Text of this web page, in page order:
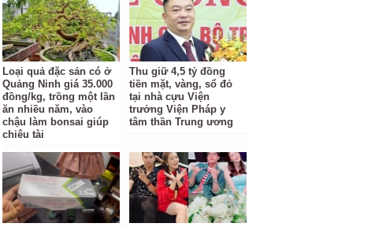
Loại quả đặc sản có ở
Quảng Ninh giá 35.000
đồng/kg, trồng một lần
ăn nhiều năm, vào
chậu làm bonsai giúp
chiêu tài
Thu giữ 4,5 tỷ đồng
tiền mặt, vàng, sổ đỏ
tại nhà cựu Viện
trưởng Viện Pháp y
tâm thần Trung ương